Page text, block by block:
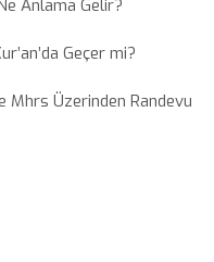
Anlama Gelir?
Geçer mi?
Mhrs Üzerinden Randevu